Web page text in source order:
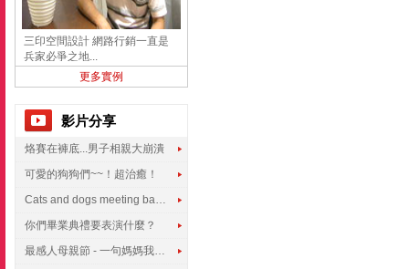
三印空間設計 網路行銷一直是
兵家必爭之地...
更多實例
影片分享
烙賽在褲底...男子相親大崩潰
可愛的狗狗們~~！超治癒！
Cats and dogs meeting babies for the first time
你們畢業典禮要表演什麼？
最感人母親節 - 一句媽媽我愛你